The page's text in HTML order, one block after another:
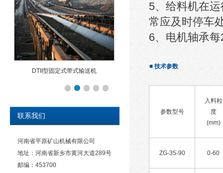
DTII型固定式带式输送机
联系我们
河南省平原矿山机械有限公司
地址：河南省新乡市黄河大道289号
邮编：453700
5、给料机在
常应及时停车
6、电机轴承
■ 技术参数
参数型号
入料粒
度
(mm)
ZG-35-90 0-60